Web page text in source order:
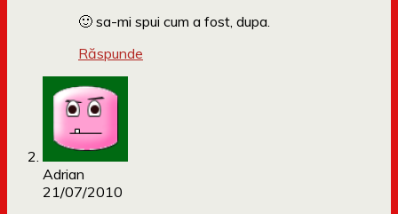
🙂 sa-mi spui cum a fost, dupa.
Răspunde
Adrian
21/07/2010